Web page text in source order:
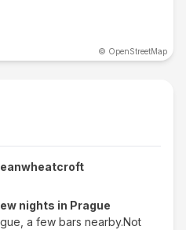
© OpenStreetMap
nights in Prague
a few bars nearby.Not